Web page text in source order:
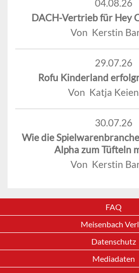
04.08.26
DACH-Vertrieb für Hey
Von Kerstin
29.07.26
Rofu Kinderland
Von Katja
30.07.26
Wie die
Alpha zum Tüfteln
Von Kerstin
FAQ
Meisenbach
Datenschutz
Mediadaten